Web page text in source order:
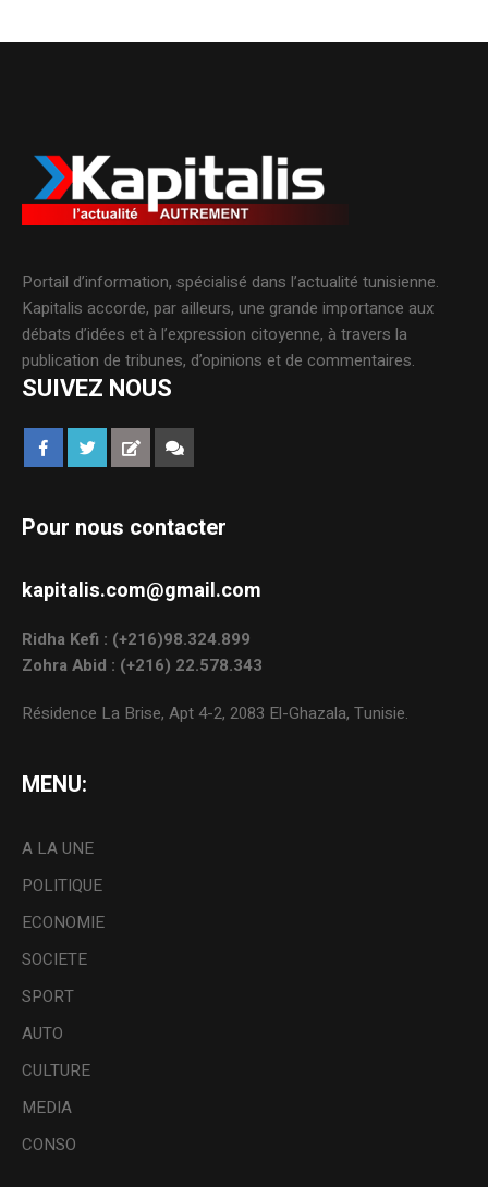
Portail d’information, spécialisé dans l’actualité tunisienne.
Kapitalis accorde, par ailleurs, une grande importance aux
débats d’idées et à l’expression citoyenne, à travers la
publication de tribunes, d’opinions et de commentaires.
SUIVEZ NOUS
Pour nous contacter
kapitalis.com@gmail.com
Ridha Kefi : (+216)98.324.899
Zohra Abid : (+216) 22.578.343
Résidence La Brise, Apt 4-2, 2083 El-Ghazala, Tunisie.
MENU:
A LA UNE
POLITIQUE
ECONOMIE
SOCIETE
SPORT
AUTO
CULTURE
MEDIA
CONSO